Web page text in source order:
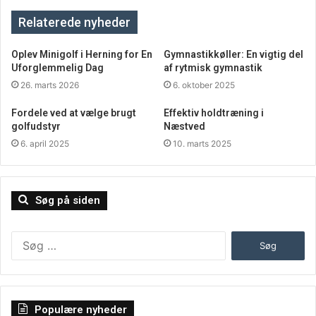
2. Smertemanagementprogrammer:
programmer, der er designet til at hjælpe personer med
kroniske smerter med at lære at håndtere deres
programmer kan omfatte undervisning om
smertevidenskab, stresshåndteringsteknikker, fysisk
aktivitet, ernæringsrådgivning og kognitive strategier til
smertehåndtering. Ved at deltage i et
ressourcer til at tackle deres kroniske smerter på en
3. Psykologisk Støtte og Terapi:
behandlingen af kroniske smerter, da smerte ofte er
Relaterede nyheder
Oplev Minigolf i Herning for En
Uforglemmelig Dag
26. marts 2026
Gymnastikkøller: En vigtig del
af rytmisk gymnastik
6. oktober 2025
Fordele ved at vælge brugt
golfudstyr
6. april 2025
Effektiv holdtræning i
Næstved
10. marts 2025
Søg på siden
Populære nyheder